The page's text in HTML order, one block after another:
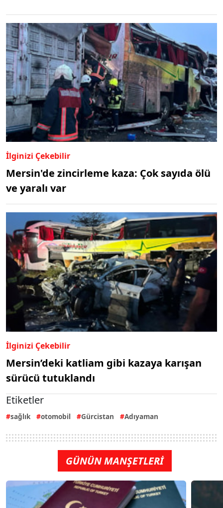
İlginizi Çekebilir
Mersin'de zincirleme kaza: Çok sayıda ölü
ve yaralı var
İlginizi Çekebilir
Mersin’deki katliam gibi kazaya karışan
sürücü tutuklandı
Etiketler
sağlık otomobil Gürcistan Adıyaman
GÜNÜN MANŞETLERİ